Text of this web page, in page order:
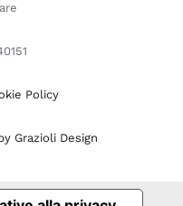
Policy
Grazioli Design